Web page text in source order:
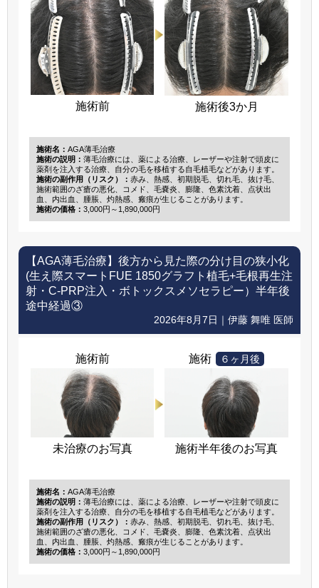
施術前 施術後3か月
施術名： AGA薄毛治療
施術の説明： 薄毛治療には、薬による治療、レーザーや注射で頭皮に
薬剤を注入する治療、自分の毛を移植する自毛植毛などがあります。
施術の副作用（リスク）： 赤み、熱感、初期脱毛、切れ毛、抜け毛、
施術範囲のざ瘡の悪化、コメド、毛嚢炎、膨隆、色素沈着、点状出
血、内出血、腫脹、灼熱感、瘢痕が生じることがあります。
施術の価格： 3,000円～1,890,000円
【AGA薄毛治療】 後方から見た際の分け目の狭小化
(生え際スマートFUE 1850グラフト植毛+毛根再生注
射・C-PRP注入・ボトックスメソセラピー）半年後
途中経過③
2026年8月7日｜伊藤 舞唯 医師
施術前
未治療のお写真
施術 ６ヶ月後
施術半年後のお写真
施術名： AGA薄毛治療
施術の説明： 薄毛治療には、薬による治療、レーザーや注射で頭皮に
薬剤を注入する治療、自分の毛を移植する自毛植毛などがあります。
施術の副作用（リスク）： 赤み、熱感、初期脱毛、切れ毛、抜け毛、
施術範囲のざ瘡の悪化、コメド、毛嚢炎、膨隆、色素沈着、点状出
血、内出血、腫脹、灼熱感、瘢痕が生じることがあります。
施術の価格： 3,000円～1,890,000円